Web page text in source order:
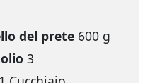
del prete 600 g
3